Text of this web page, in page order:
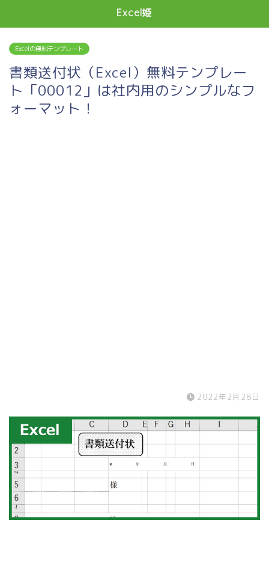
Excel姫
Excelの無料テンプレート
書類送付状（Excel）無料テンプレー
ト「00012」は社内用のシンプルなフ
ォーマット！
2022年2月28日